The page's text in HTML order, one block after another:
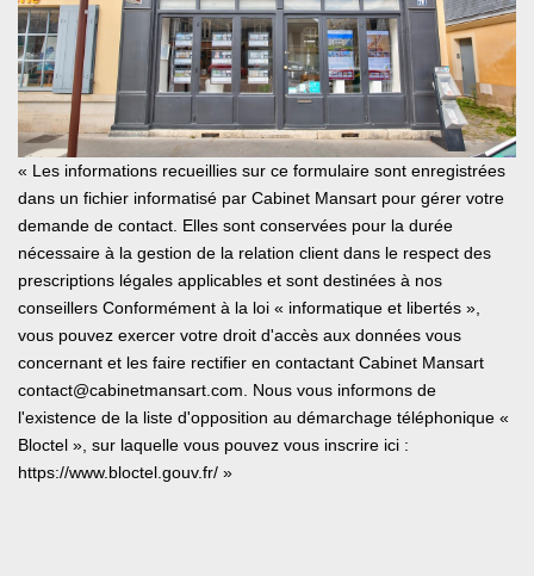
« Les informations recueillies sur ce formulaire sont enregistrées
dans un fichier informatisé par Cabinet Mansart pour gérer votre
demande de contact. Elles sont conservées pour la durée
nécessaire à la gestion de la relation client dans le respect des
prescriptions légales applicables et sont destinées à nos
conseillers Conformément à la loi « informatique et libertés »,
vous pouvez exercer votre droit d'accès aux données vous
concernant et les faire rectifier en contactant Cabinet Mansart
contact@cabinetmansart.com. Nous vous informons de
l'existence de la liste d'opposition au démarchage téléphonique «
Bloctel », sur laquelle vous pouvez vous inscrire ici :
https://www.bloctel.gouv.fr/ »